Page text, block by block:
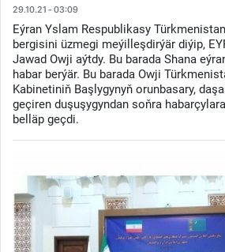
29.10.21 - 03:09
Eýran Yslam Respublikasy
bergisini üzmegi meýilleşdirýär diýip,
Jawad Owji aýtdy. Bu barada Shana
habar berýär. Bu barada Owji
Kabinetiniň Başlygynyň orunbasary,
geçiren duşuşygyndan soňra
belläp geçdi.